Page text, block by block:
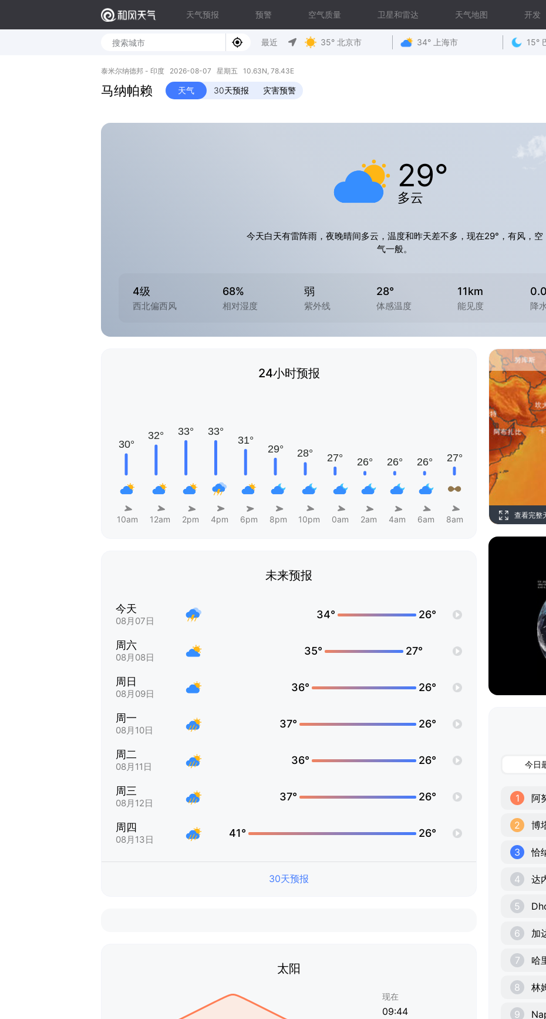
天气预报 预警 空气质量 卫星和雷达 天气地图 开发
最近 35° 北京市 34° 上海市 15°
泰米尔纳德邦 - 印度 2026-08-07 星期五 10.63N, 78.43E
马纳帕赖 天气 30天预报 灾害预警
29°
多云
今天白天有雷阵雨，夜晚晴间多云，温度和昨天差不多，现在29°，有风，空
气一般。
4级
西北偏西风
68%
相对湿度
弱
紫外线
28°
体感温度
11km
能见度 降
24小时预报
10am 12am 2pm 4pm 6pm 8pm 10pm 0am 2am 4am 6am 8am
未来预报
今天
08月07日
34° 26°
周六
08月08日
35° 27°
周日
08月09日
36° 26°
周一
08月10日
37° 26°
周二
08月11日
36° 26°
周三
08月12日
37° 26°
周四
08月13日
41° 26°
30天预报
太阳
现在
09:44
查看完整
今日
1 阿
2 博
3 恰
4 达
5
6 加
7 哈
8 林
9